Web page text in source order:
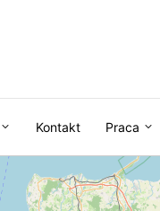
Kontakt Praca